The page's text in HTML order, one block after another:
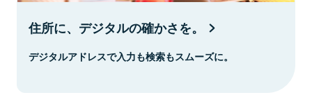
住所に、デジタルの確かさを。
デジタルアドレスで入力も検索もスムーズに。